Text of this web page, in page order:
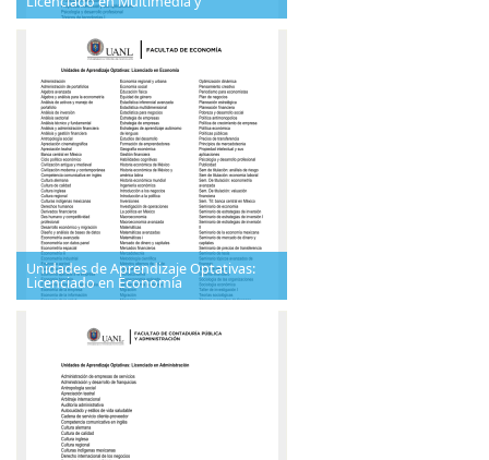
Unidades de Aprendizaje Optativas:
Licenciado en Economía